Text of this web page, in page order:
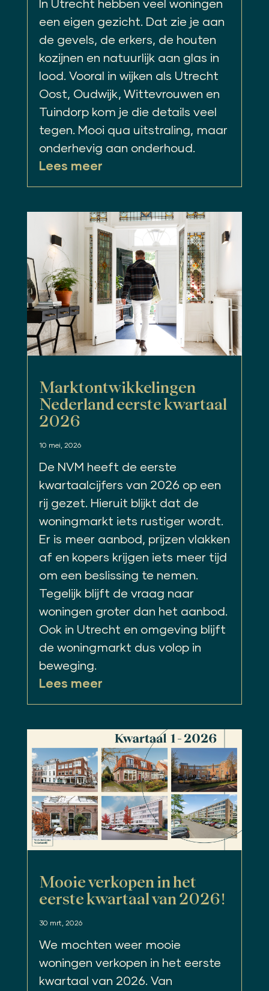
In Utrecht hebben veel woningen
een eigen gezicht. Dat zie je aan
de gevels, de erkers, de houten
kozijnen en natuurlijk aan glas in
lood. Vooral in wijken als Utrecht
Oost, Oudwijk, Wittevrouwen en
Tuindorp kom je die details veel
tegen. Mooi qua uitstraling, maar
onderhevig aan onderhoud.
Lees meer
Marktontwikkelingen
Nederland eerste kwartaal
2026
10 mei, 2026
De NVM heeft de eerste
kwartaalcijfers van 2026 op een
rij gezet. Hieruit blijkt dat de
woningmarkt iets rustiger wordt.
Er is meer aanbod, prijzen vlakken
af en kopers krijgen iets meer tijd
om een beslissing te nemen.
Tegelijk blijft de vraag naar
woningen groter dan het aanbod.
Ook in Utrecht en omgeving blijft
de woningmarkt dus volop in
beweging.
Lees meer
Mooie verkopen in het
eerste kwartaal van 2026!
30 mrt, 2026
We mochten weer mooie
woningen verkopen in het eerste
kwartaal van 2026. Van